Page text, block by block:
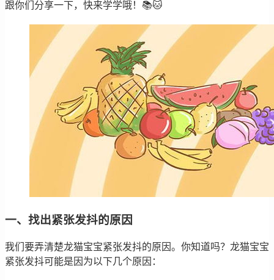
跟你们分享一下，快来学学哦！📚🐱
一、找出紧张发抖的原因
我们要弄清楚龙猫宝宝紧张发抖的原因。你知道吗？龙猫宝宝
紧张发抖可能是因为以下几个原因：